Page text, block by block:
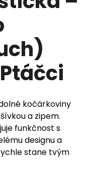
kočárkoviny
a zipem.
funkčnost s
designu a
stane tvým